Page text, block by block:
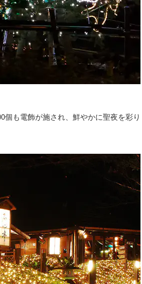
も電飾が施され、鮮やかに聖夜を彩り